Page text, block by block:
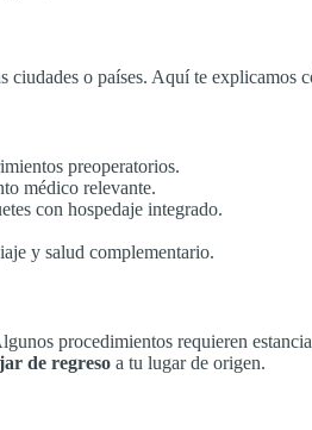
o países. Aquí te explicamos
preoperatorios.
médico relevante.
con hospedaje integrado.
y salud complementario.
procedimientos requieren
de regreso a tu lugar de origen.